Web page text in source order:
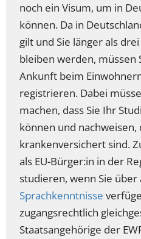
noch ein Visum, um in
können. Da in
gilt und Sie länger als
bleiben werden, müssen
Ankunft beim
registrieren. Dabei
machen, dass Sie Ihr
können und nachweisen,
krankenversichert sind.
als EU-Bürger:in in der
studieren, wenn Sie über
Sprachkenntnisse
zugangsrechtlich
Staatsangehörige der